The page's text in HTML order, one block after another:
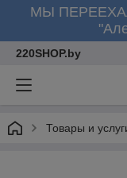
МЫ
220SHOP.by
Товары и